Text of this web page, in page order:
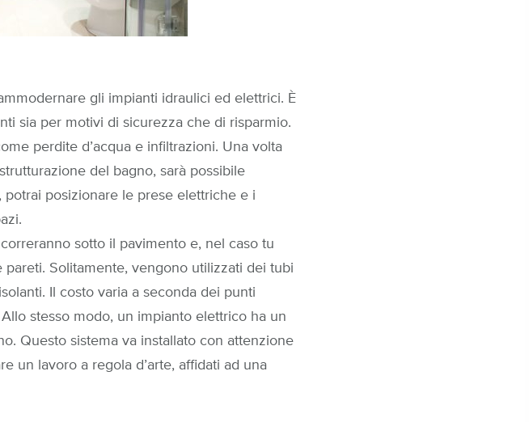
gli impianti idraulici ed elettrici. È
sia per motivi di sicurezza che di risparmio.
perdite d’acqua e infiltrazioni. Una volta
del bagno, sarà possibile
posizionare le prese elettriche e i
sotto il pavimento e, nel caso tu
Solitamente, vengono utilizzati dei tubi
Il costo varia a seconda dei punti
stesso modo, un impianto elettrico ha un
Questo sistema va installato con attenzione
un lavoro a regola d’arte, affidati ad una